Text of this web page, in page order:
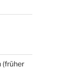
(früher